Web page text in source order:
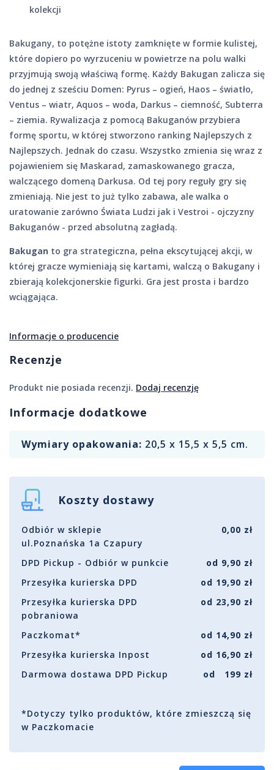
kolekcji
Bakugany, to potężne istoty zamknięte w formie kulistej,
które dopiero po wyrzuceniu w powietrze na polu walki
przyjmują swoją właściwą formę. Każdy Bakugan zalicza się
do jednej z sześciu Domen: Pyrus – ogień, Haos – światło,
Ventus – wiatr, Aquos – woda, Darkus – ciemność, Subterra
– ziemia. Rywalizacja z pomocą Bakuganów przybiera
formę sportu, w której stworzono ranking Najlepszych z
Najlepszych. Jednak do czasu. Wszystko zmienia się wraz z
pojawieniem się Maskarad, zamaskowanego gracza,
walczącego domeną Darkusa. Od tej pory reguły gry się
zmieniają. Nie jest to już tylko zabawa, ale walka o
uratowanie zarówno Świata Ludzi jak i Vestroi - ojczyzny
Bakuganów - przed absolutną zagładą.
Bakugan to gra strategiczna, pełna ekscytującej akcji, w
której gracze wymieniają się kartami, walczą o Bakugany i
zbierają kolekcjonerskie figurki. Gra jest prosta i bardzo
wciągająca.
Informacje o producencie
Recenzje
Produkt nie posiada recenzji. Dodaj recenzję
Informacje dodatkowe
Wymiary opakowania: 20,5 x 15,5 x 5,5 cm.
Koszty dostawy
Odbiór w sklepie
ul.Poznańska 1a Czapury
0,00 zł
DPD Pickup - Odbiór w punkcie
od 9,90 zł
Przesyłka kurierska DPD
od 19,90 zł
Przesyłka kurierska DPD
pobraniowa
od 23,90 zł
Paczkomat*
od 14,90 zł
Przesyłka kurierska Inpost
od 16,90 zł
Darmowa dostawa DPD Pickup
od 199 zł
*Dotyczy tylko produktów, które zmieszczą się
w Paczkomacie